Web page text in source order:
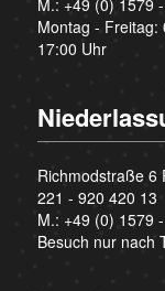
M.: +49 (0) 1579
Montag - Freitag:
17:00 Uhr
Richmodstraße 6
221 - 920 420 13
M.: +49 (0) 1579
Besuch nur nach